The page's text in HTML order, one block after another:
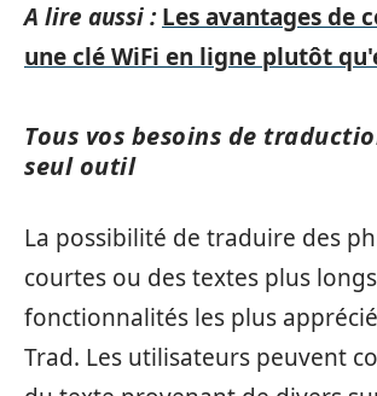
A lire aussi : Les avantages de
une clé WiFi en ligne plutôt
Tous vos besoins de
seul outil
La possibilité de traduire des
courtes ou des textes plus longs
fonctionnalités les plus
Trad. Les utilisateurs peuvent